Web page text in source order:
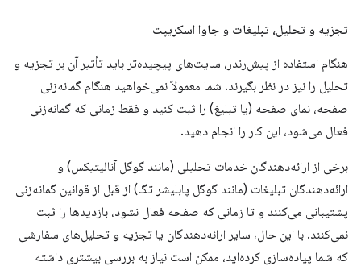
تجزیه و تحلیل، تبلیغات و جاوا اسکریپت
هنگام استفاده از پیش‌رندر، سایت‌های پیچیده‌تر باید تأثیر آن بر تجزیه و
تحلیل را نیز در نظر بگیرند. شما معمولاً نمی‌خواهید هنگام گمانه‌زنی
صفحه، نمای صفحه (یا تبلیغ) را ثبت کنید و فقط زمانی که گمانه‌زنی
فعال می‌شود، این کار را انجام دهید.
برخی از ارائه‌دهندگان خدمات تحلیلی (مانند گوگل آنالیتیکس) و
ارائه‌دهندگان تبلیغات (مانند گوگل پابلیشر تگ) از قبل از قوانین گمانه‌زنی
پشتیبانی می‌کنند و تا زمانی که صفحه فعال نشود، بازدیدها را ثبت
نمی‌کنند. با این حال، سایر ارائه‌دهندگان یا تجزیه و تحلیل‌های سفارشی
که شما پیاده‌سازی کرده‌اید، ممکن است نیاز به بررسی بیشتری داشته